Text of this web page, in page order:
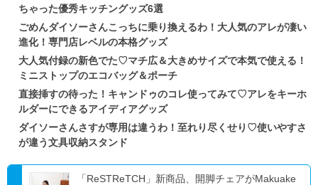
ちゃった優秀キッチングッズ6選
ごめんダイソーさんこっちに乗り換えるわ！大人気のアレが凄い
進化！専門店レベルの本格グッズ
大人気付録の新色でた♡マチ広＆大きめサイズで本気で使える！
ミニストップのエコバッグ＆ポーチ
直接挿すの待った！キャンドゥのコレ使ってみて♡アレをキーホ
ルダーにできるアイディアグッズ
ダイソーさんさすが専用は違うわ！至れり尽くせり♡使いやすさ
が違う文具収納スタンド
「ReSTReTCH」新商品、開脚チェアがMakuake